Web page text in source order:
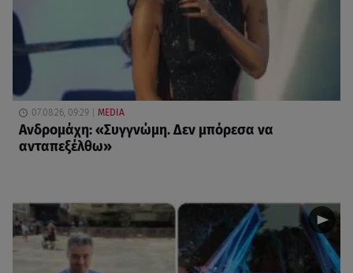
07.08.26, 09:29 MEDIA
Ανδρομάχη: «Συγγνώμη. Δεν μπόρεσα να
ανταπεξέλθω»